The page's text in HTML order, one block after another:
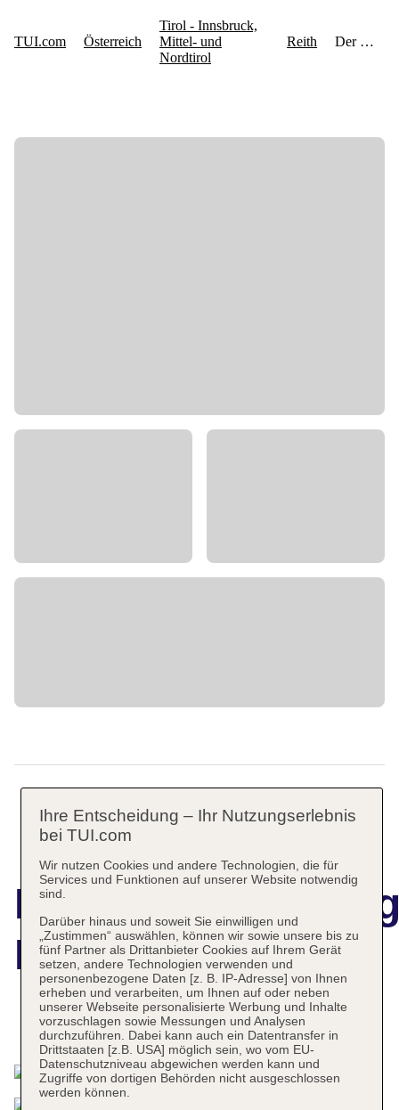
Der Kirchenwirt
Das bietet Ihre Unterkunft
Ihre Entscheidung – Ihr Nutzungserlebnis
bei TUI.com
Wir nutzen Cookies und andere Technologien, die für
Services und Funktionen auf unserer Website notwendig
sind.
Darüber hinaus und soweit Sie einwilligen und
„Zustimmen“ auswählen, können wir sowie unsere bis zu
fünf Partner als Drittanbieter Cookies auf Ihrem Gerät
setzen, andere Technologien verwenden und
personenbezogene Daten [z. B. IP-Adresse] von Ihnen
erheben und verarbeiten, um Ihnen auf oder neben
unserer Webseite personalisierte Werbung und Inhalte
vorzuschlagen sowie Messungen und Analysen
durchzuführen. Dabei kann auch ein Datentransfer in
Drittstaaten [z.B. USA] möglich sein, wo vom EU-
Datenschutzniveau abgewichen werden kann und
Zugriffe von dortigen Behörden nicht ausgeschlossen
werden können.